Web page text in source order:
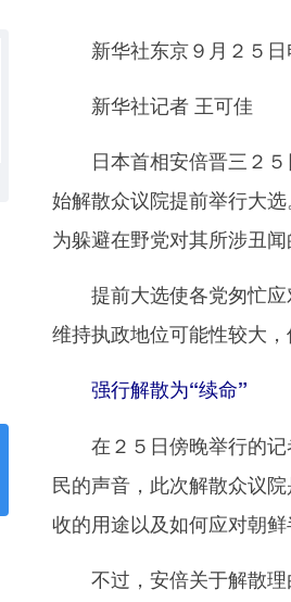
新华社东京９月２５日
新华社记者 王可佳
日本首相安倍晋三２５
始解散众议院提前举行大
为躲避在野党对其所涉丑闻
提前大选使各党匆忙应
维持执政地位可能性较大
强行解散为“续命”
在２５日傍晚举行的记
民的声音，此次解散众议
收的用途以及如何应对朝鲜
不过，安倍关于解散理